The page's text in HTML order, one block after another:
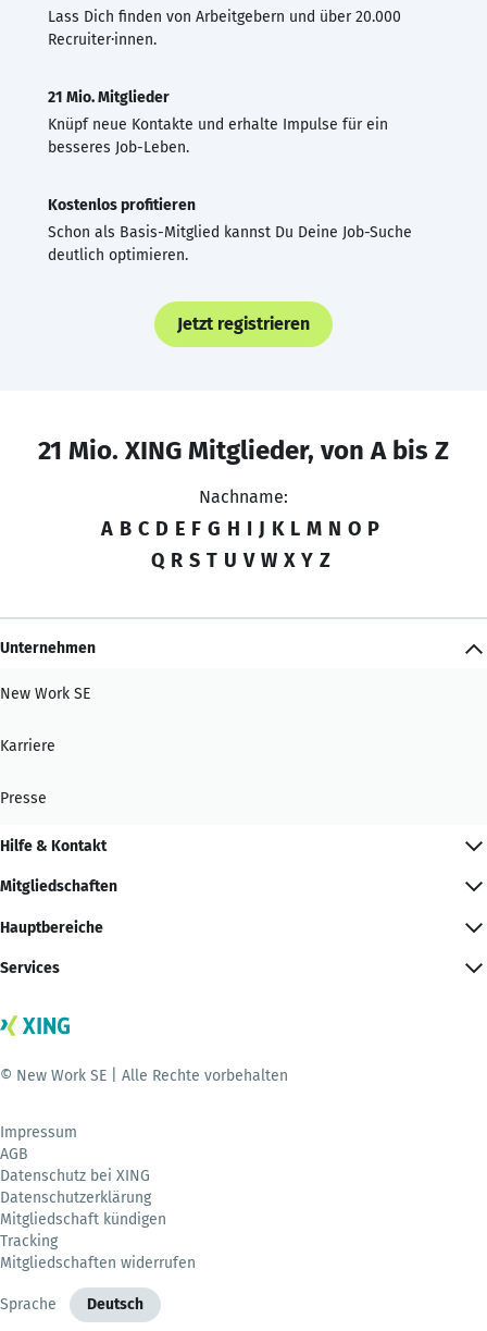
Lass Dich finden von Arbeitgebern und über 20.000
Recruiter·innen.
21 Mio. Mitglieder
Knüpf neue Kontakte und erhalte Impulse für ein
besseres Job-Leben.
Kostenlos profitieren
Schon als Basis-Mitglied kannst Du Deine Job-Suche
deutlich optimieren.
Jetzt registrieren
21 Mio. XING Mitglieder, von A bis Z
Nachname:
A B C D E F G H I J K L M N O P
Q R S T U V W X Y Z
Unternehmen
New Work SE
Karriere
Presse
Hilfe & Kontakt
Mitgliedschaften
Hauptbereiche
Services
© New Work SE | Alle Rechte vorbehalten
Impressum
AGB
Datenschutz bei XING
Datenschutzerklärung
Mitgliedschaft kündigen
Tracking
Mitgliedschaften widerrufen
Sprache Deutsch